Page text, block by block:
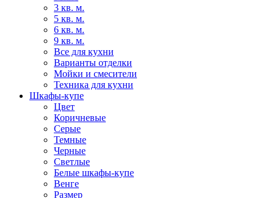
3 кв. м.
5 кв. м.
6 кв. м.
9 кв. м.
Все для кухни
Варианты отделки
Мойки и смесители
Техника для кухни
Шкафы-купе
Цвет
Коричневые
Серые
Темные
Черные
Светлые
Белые шкафы-купе
Венге
Размер